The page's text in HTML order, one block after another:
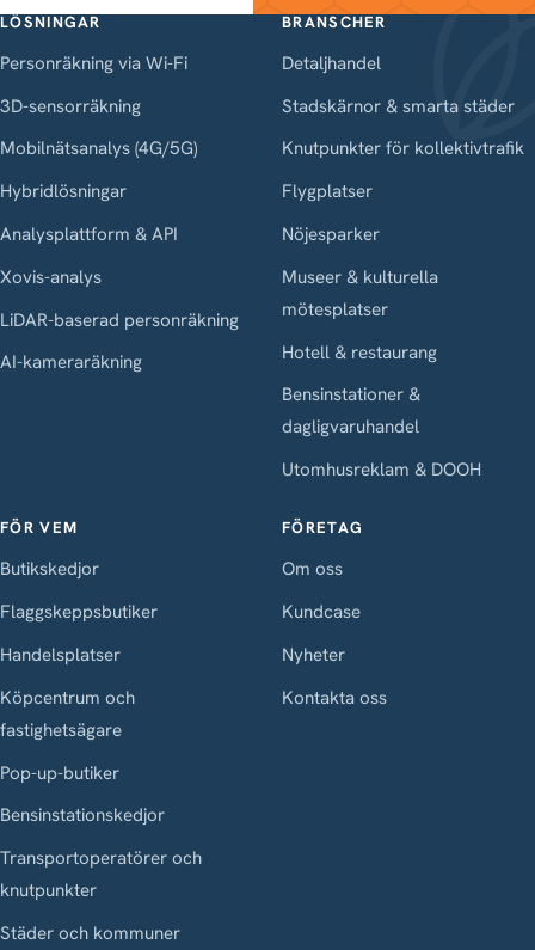
LÖSNINGAR
Personräkning via Wi-Fi
3D-sensorräkning
Mobilnätsanalys (4G/5G)
Hybridlösningar
Analysplattform & API
Xovis-analys
LiDAR-baserad personräkning
AI-kameraräkning
BRANSCHER
Detaljhandel
Stadskärnor & smarta städer
Knutpunkter för kollektivtrafik
Flygplatser
Nöjesparker
Museer & kulturella
mötesplatser
Hotell & restaurang
Bensinstationer &
dagligvaruhandel
Utomhusreklam & DOOH
FÖR VEM
Butikskedjor
Flaggskeppsbutiker
Handelsplatser
Köpcentrum och
fastighetsägare
Pop-up-butiker
Bensinstationskedjor
Transportoperatörer och
knutpunkter
Städer och kommuner
FÖRETAG
Om oss
Kundcase
Nyheter
Kontakta oss